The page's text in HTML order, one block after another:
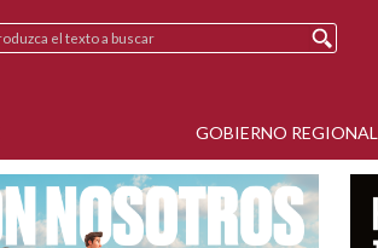
GOBIERNO REGIONAL